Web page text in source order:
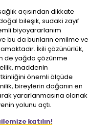
açısından dikkate
bileşik, sudaki zayıf
biyoyararlanım
bu da bunların emilme ve
İkili çözünürlük,
de yağda çözünme
maddenin
önemli ölçüde
bireylerin doğanın en
yararlanmasına olanak
yolunu açtı.
katılın!